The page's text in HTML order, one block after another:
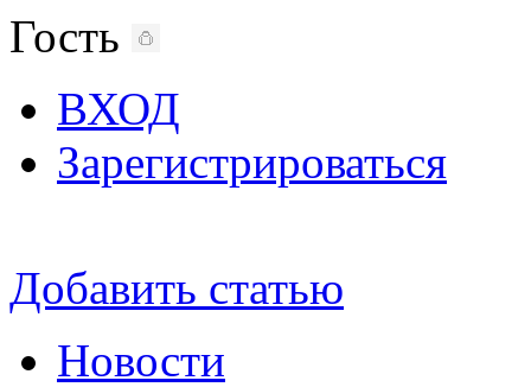
Гость
ВХОД
Зарегистрироваться
Добавить статью
Новости